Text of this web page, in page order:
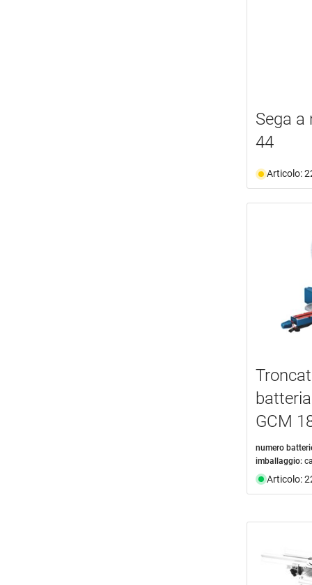
Sega a
44
Articolo:
GCM
numero
imballaggio:
Articolo: